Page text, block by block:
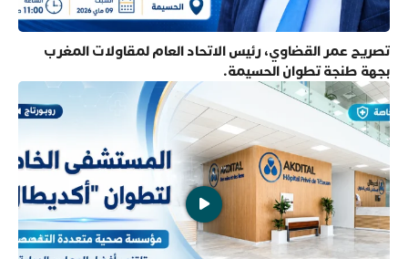
تصريح عمر القضاوي، رئيس الاتحاد العام لمقاولات المغرب
بجهة طنجة تطوان الحسيمة.